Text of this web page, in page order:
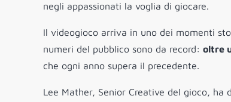
negli appassionati la voglia di giocare.
Il videogioco arriva in uno dei momenti
numeri del pubblico sono da record: oltre
che ogni anno supera il precedente.
Lee Mather, Senior Creative del gioco,